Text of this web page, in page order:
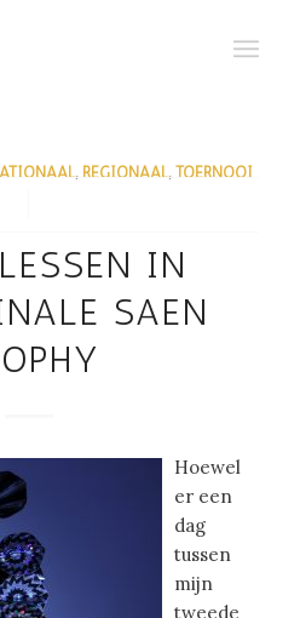
, REGIONAAL,TOERNOOI
IN
SAEN
Hoewel
er een
dag
tussen
mijn
tweede